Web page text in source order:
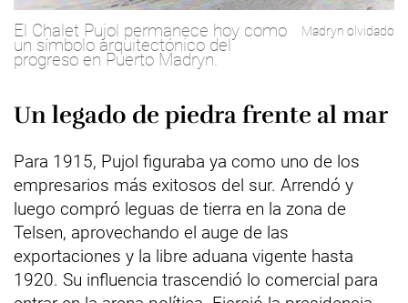
El Chalet Pujol permanece hoy como
un símbolo arquitectónico del
progreso en Puerto Madryn.
Madryn olvidado
Un legado de piedra frente al mar
Para 1915, Pujol figuraba ya como uno de los
empresarios más exitosos del sur. Arrendó y
luego compró leguas de tierra en la zona de
Telsen, aprovechando el auge de las
exportaciones y la libre aduana vigente hasta
1920. Su influencia trascendió lo comercial para